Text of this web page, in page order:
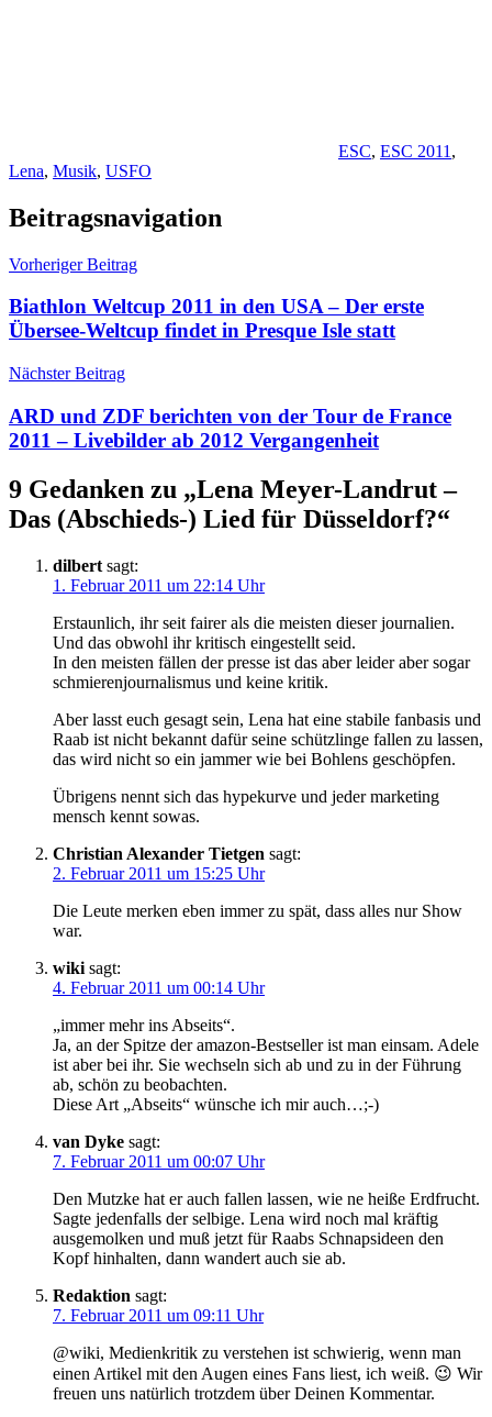
ESC, ESC 2011 ,
Lena, Musik, USFO
Beitragsnavigation
Vorheriger Beitrag
Biathlon Weltcup 2011 in den USA – Der erste
Übersee-Weltcup findet in Presque Isle statt
Nächster Beitrag
ARD und ZDF berichten von der Tour de France
2011 – Livebilder ab 2012 Vergangenheit
9 Gedanken zu „Lena Meyer-Landrut –
Das (Abschieds-) Lied für Düsseldorf?“
dilbert sagt:
1. Februar 2011 um 22:14 Uhr
Erstaunlich, ihr seit fairer als die meisten dieser journalien.
Und das obwohl ihr kritisch eingestellt seid.
In den meisten fällen der presse ist das aber leider aber sogar
schmierenjournalismus und keine kritik.
Aber lasst euch gesagt sein, Lena hat eine stabile fanbasis und
Raab ist nicht bekannt dafür seine schützlinge fallen zu lassen,
das wird nicht so ein jammer wie bei Bohlens geschöpfen.
Übrigens nennt sich das hypekurve und jeder marketing
mensch kennt sowas.
Christian Alexander Tietgen sagt:
2. Februar 2011 um 15:25 Uhr
Die Leute merken eben immer zu spät, dass alles nur Show
war.
wiki sagt:
4. Februar 2011 um 00:14 Uhr
„immer mehr ins Abseits“.
Ja, an der Spitze der amazon-Bestseller ist man einsam. Adele
ist aber bei ihr. Sie wechseln sich ab und zu in der Führung
ab, schön zu beobachten.
Diese Art „Abseits“ wünsche ich mir auch…;-)
van Dyke sagt:
7. Februar 2011 um 00:07 Uhr
Den Mutzke hat er auch fallen lassen, wie ne heiße Erdfrucht.
Sagte jedenfalls der selbige. Lena wird noch mal kräftig
ausgemolken und muß jetzt für Raabs Schnapsideen den
Kopf hinhalten, dann wandert auch sie ab.
Redaktion sagt:
7. Februar 2011 um 09:11 Uhr
@wiki, Medienkritik zu verstehen ist schwierig, wenn man
einen Artikel mit den Augen eines Fans liest, ich weiß. 😉 Wir
freuen uns natürlich trotzdem über Deinen Kommentar.